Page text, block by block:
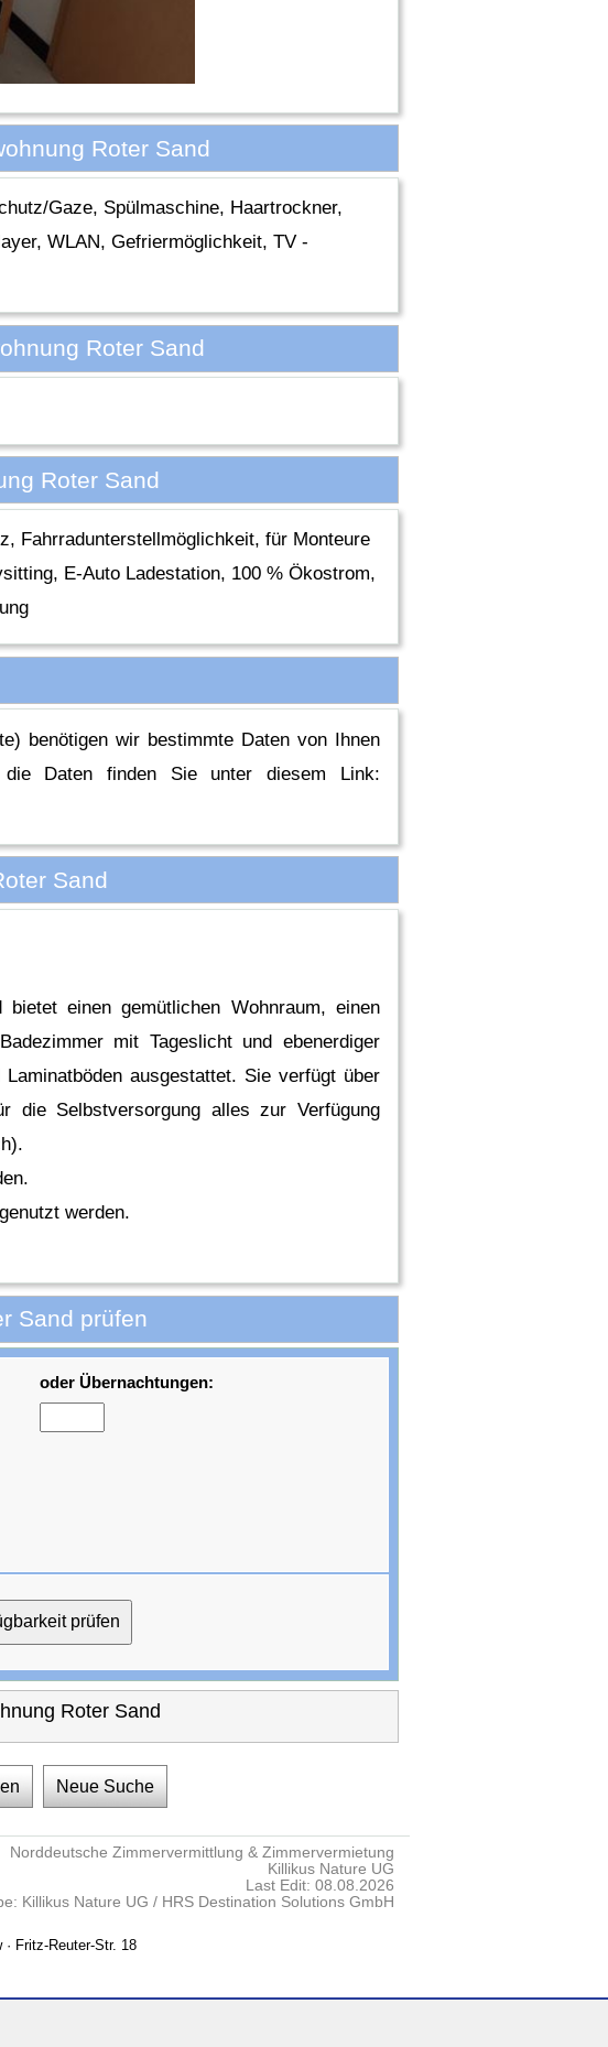
Roter Sand
Gaze, Spülmaschine, Haartrockner,
WLAN, Gefriermöglichkeit, TV -
Roter Sand
Roter Sand
Fahrradunterstellmöglichkeit, für Monteure
E-Auto Ladestation, 100 % Ökostrom,
benötigen wir bestimmte Daten von Ihnen
Daten finden Sie unter diesem Link:
Sand
einen gemütlichen Wohnraum, einen
mit Tageslicht und ebenerdiger
ausgestattet. Sie verfügt über
die Selbstversorgung alles zur Verfügung
werden.
Sand prüfen
oder Übernachtungen:
Roter Sand
Neue Suche
Norddeutsche Zimmervermittlung & Zimmervermietung
Killikus Nature UG
Last Edit: 08.08.2026
Killikus Nature UG / HRS Destination Solutions GmbH
Fritz-Reuter-Str. 18